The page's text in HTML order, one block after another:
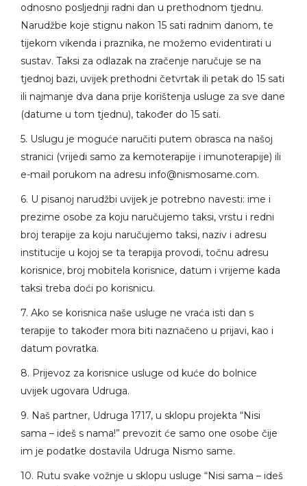
odnosno posljednji radni dan u prethodnom tjednu.
Narudžbe koje stignu nakon 15 sati radnim danom, te
tijekom vikenda i praznika, ne možemo evidentirati u
sustav. Taksi za odlazak na zračenje naručuje se na
tjednoj bazi, uvijek prethodni četvrtak ili petak do 15 sati
ili najmanje dva dana prije korištenja usluge za sve dane
(datume u tom tjednu), također do 15 sati.
5. Uslugu je moguće naručiti putem obrasca na našoj
stranici (vrijedi samo za kemoterapije i imunoterapije) ili
e-mail porukom na adresu info@nismosame.com.
6. U pisanoj narudžbi uvijek je potrebno navesti: ime i
prezime osobe za koju naručujemo taksi, vrstu i redni
broj terapije za koju naručujemo taksi, naziv i adresu
institucije u kojoj se ta terapija provodi, točnu adresu
korisnice, broj mobitela korisnice, datum i vrijeme kada
taksi treba doći po korisnicu.
7. Ako se korisnica naše usluge ne vraća isti dan s
terapije to također mora biti naznačeno u prijavi, kao i
datum povratka.
8. Prijevoz za korisnice usluge od kuće do bolnice
uvijek ugovara Udruga.
9. Naš partner, Udruga 1717, u sklopu projekta “Nisi
sama – ideš s nama!” prevozit će samo one osobe čije
im je podatke dostavila Udruga Nismo same.
10. Rutu svake vožnje u sklopu usluge “Nisi sama – ideš